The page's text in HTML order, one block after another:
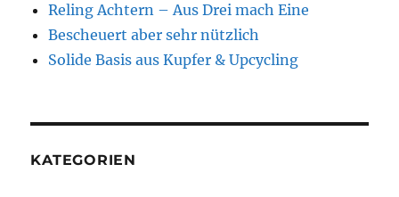
Reling Achtern – Aus Drei mach Eine
Bescheuert aber sehr nützlich
Solide Basis aus Kupfer & Upcycling
KATEGORIEN